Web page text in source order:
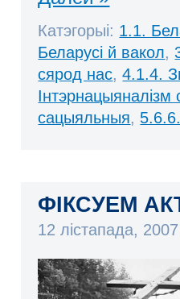
Катэгорыі: 1.1.
Беларусі й вакол,
сярод нас,4.1.4.
Інтэрнацыяналізм
сацыяльныя,
ФІКСУЕМ
12 лістапада,